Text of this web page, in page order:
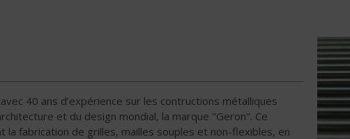
40 ans d’expérience sur les contructions métalliques
et du design mondial, la marque "Geron". Ce
la fabrication de grilles, mailles souples et non-flexibles, en